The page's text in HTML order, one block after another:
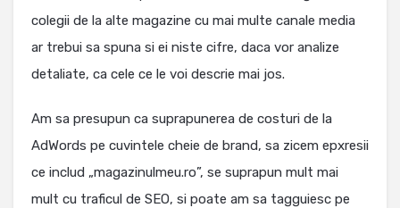
colegii de la alte magazine cu mai multe canale media
ar trebui sa spuna si ei niste cifre, daca vor analize
detaliate, ca cele ce le voi descrie mai jos.
Am sa presupun ca suprapunerea de costuri de la
AdWords pe cuvintele cheie de brand, sa zicem epxresii
ce includ „magazinulmeu.ro”, se suprapun mult mai
mult cu traficul de SEO, si poate am sa tagguiesc pe